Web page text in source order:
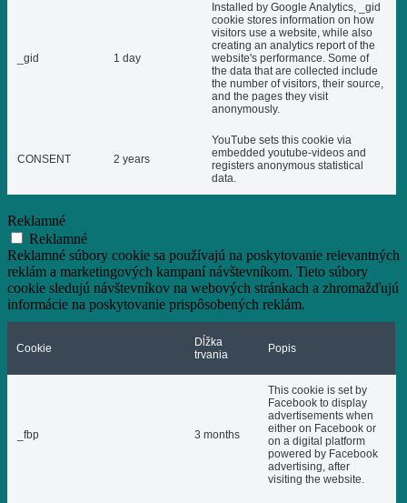
_gid 1 day
Installed by Google Analytics, _gid
cookie stores information on how
visitors use a website, while also
creating an analytics report of the
website's performance. Some of
the data that are collected include
the number of visitors, their source,
and the pages they visit
anonymously.
CONSENT 2 years
YouTube sets this cookie via
embedded youtube-videos and
registers anonymous statistical
data.
Reklamné
Reklamné
Reklamné súbory cookie sa používajú na poskytovanie relevantných
reklám a marketingových kampaní návštevníkom. Tieto súbory
cookie sledujú návštevníkov na webových stránkach a zhromažďujú
informácie na poskytovanie prispôsobených reklám.
Cookie
Dĺžka
trvania
Popis
_fbp 3 months
This cookie is set by
Facebook to display
advertisements when
either on Facebook or
on a digital platform
powered by Facebook
advertising, after
visiting the website.